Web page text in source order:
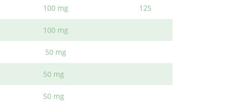
mediante ingredientes naturales.
nerviosismo.
normales.
100 mg 125
100 mg
50 mg
50 mg
50 mg